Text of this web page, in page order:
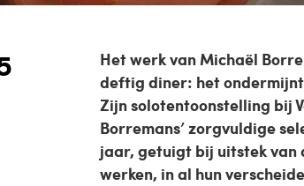
Het werk van Michaël
deftig diner: het
Zijn solotentoonstelling bij
Borremans’ zorgvuldige
jaar, getuigt bij uitstek
werken, in al hun